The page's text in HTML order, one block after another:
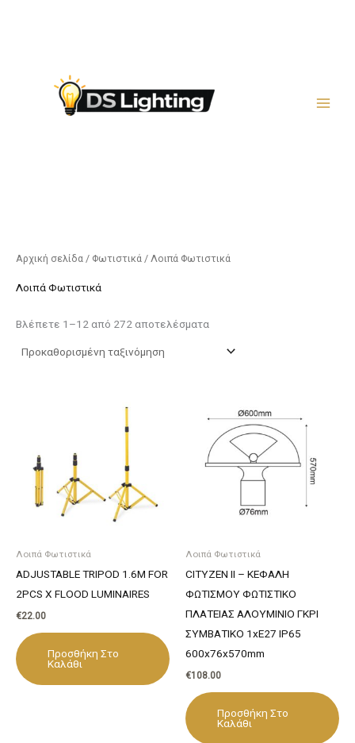
Αρχική σελίδα / Φωτιστικά / Λοιπά Φωτιστικά
Λοιπά Φωτιστικά
Βλέπετε 1–12 από 272 αποτελέσματα
Λοιπά Φωτιστικά
ADJUSTABLE TRIPOD 1.6M FOR
2PCS X FLOOD LUMINAIRES
€22.00
Προσθήκη Στο
Καλάθι
Λοιπά Φωτιστικά
CITYZEN II – ΚΕΦΑΛΗ
ΦΩΤΙΣΜΟΥ ΦΩΤΙΣΤΙΚΟ
ΠΛΑΤΕΙΑΣ ΑΛΟΥΜΙΝΙΟ ΓΚΡΙ
ΣΥΜΒΑΤΙΚΟ 1xE27 IP65
600x76x570mm
€108.00
Προσθήκη Στο
Καλάθι